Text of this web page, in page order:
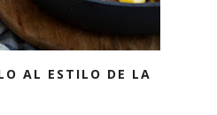
AL ESTILO DE LA